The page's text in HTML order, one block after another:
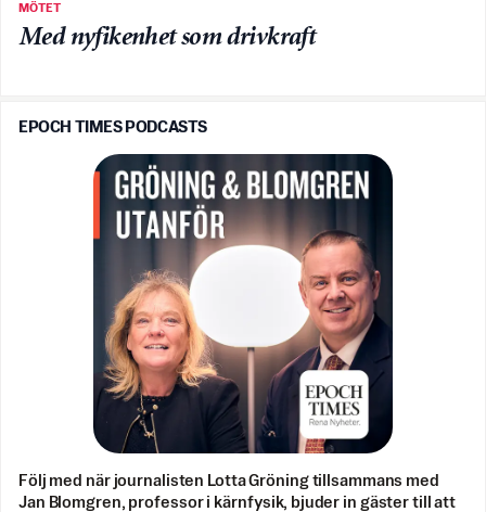
MÖTET
Med nyfikenhet som drivkraft
EPOCH TIMES PODCASTS
Följ med när journalisten Lotta Gröning tillsammans med
Jan Blomgren, professor i kärnfysik, bjuder in gäster till att